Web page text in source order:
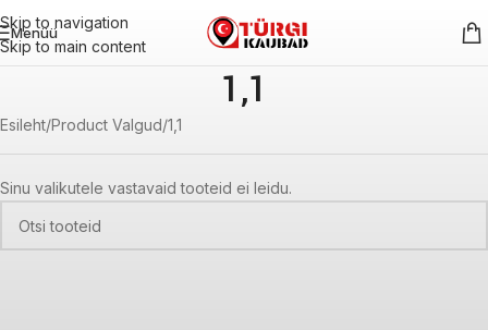
Skip to navigation
Skip to main content
Menüü
1,1
Esileht Product Valgud 1,1
Sinu valikutele vastavaid tooteid ei leidu.